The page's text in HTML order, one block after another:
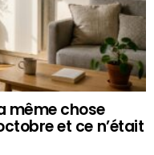
même chose
et ce n’était